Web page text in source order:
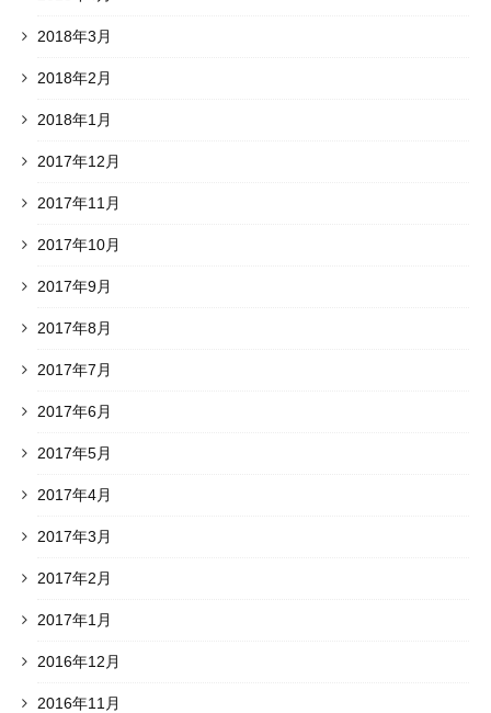
2018年3月
2018年2月
2018年1月
2017年12月
2017年11月
2017年10月
2017年9月
2017年8月
2017年7月
2017年6月
2017年5月
2017年4月
2017年3月
2017年2月
2017年1月
2016年12月
2016年11月